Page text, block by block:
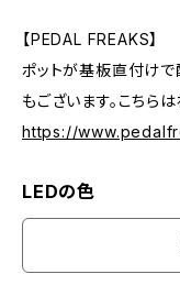
【PEDAL FREAKS】
ポットが基板直付け
もございます。こちら
https://
LEDの色